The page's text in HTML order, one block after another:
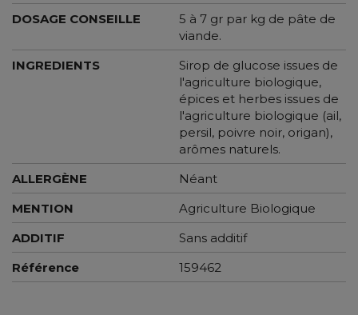
DOSAGE CONSEILLE
5 à 7 gr par kg de pâte de
viande.
INGREDIENTS
Sirop de glucose issues de
l'agriculture biologique,
épices et herbes issues de
l'agriculture biologique (ail,
persil, poivre noir, origan),
arômes naturels.
ALLERGÈNE
Néant
MENTION
Agriculture Biologique
ADDITIF
Sans additif
Référence
159462